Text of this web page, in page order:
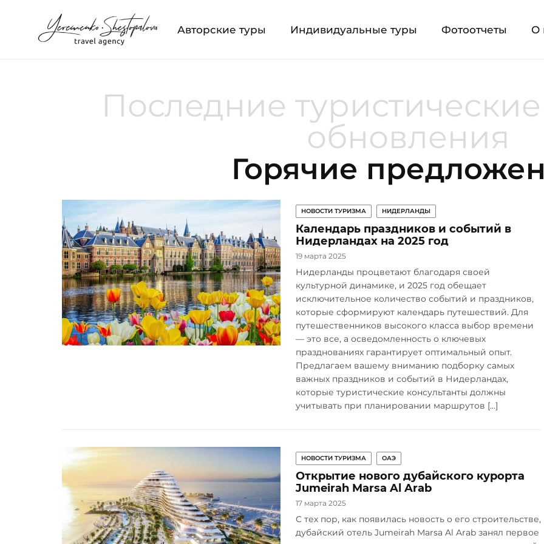
Авторские туры Индивидуальные туры Фотоотчеты О
Последние
обновления
Горячие
НОВОСТИ ТУРИЗМА НИДЕРЛАНДЫ
Календарь праздников и событий в
Нидерландах на 2025 год
19 марта 2025
Нидерланды процветают благодаря своей
культурной динамике, и 2025 год обещает
исключительное количество событий и праздников,
которые сформируют календарь путешествий. Для
путешественников высокого класса выбор времени
— это все, а осведомленность о ключевых
празднованиях гарантирует оптимальный опыт.
Предлагаем вашему вниманию подборку самых
важных праздников и событий в Нидерландах,
которые туристические консультанты должны
учитывать при планировании маршрутов […]
НОВОСТИ ТУРИЗМА ОАЭ
Открытие нового дубайского курорта
Jumeirah Marsa Al Arab
17 марта 2025
С тех пор, как появилась новость о его строительстве,
дубайский отель Jumeirah Marsa Al Arab занял первое